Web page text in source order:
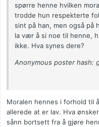
spørre henne hvilken
trodde hun respekterte
sint på han, men også på
la vær å si noe til henne,
ikke. Hva synes dere?
Anonymous poster hash:
Moralen hennes i forhold til
allerede at er lav. Hva
sånn bortsett fra å gjøre